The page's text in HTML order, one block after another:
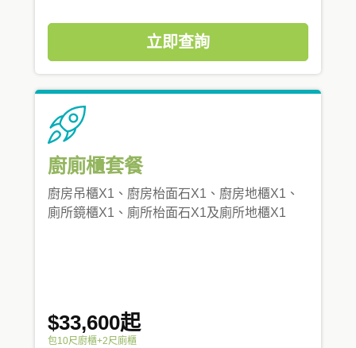
立即查詢
廚廁櫃套餐
廚房吊櫃X1、廚房枱面石X1、廚房地櫃X1、
廁所鏡櫃X1、廁所枱面石X1及廁所地櫃X1
$33,600起
包10尺廚櫃+2尺廁櫃